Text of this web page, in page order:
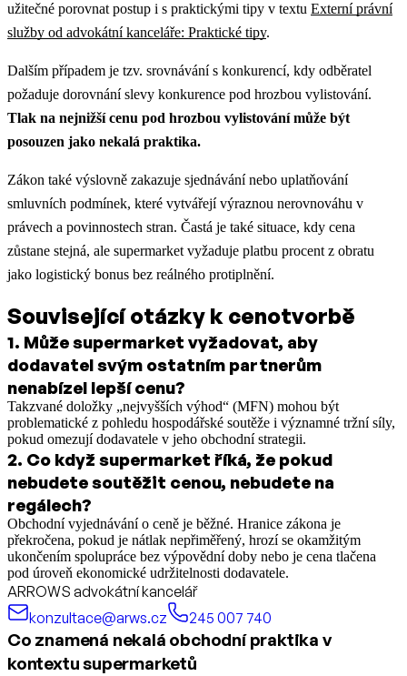
užitečné porovnat postup i s praktickými tipy v textu Externí právní
služby od advokátní kanceláře: Praktické tipy.
Dalším případem je tzv. srovnávání s konkurencí, kdy odběratel
požaduje dorovnání slevy konkurence pod hrozbou vylistování.
Tlak na nejnižší cenu pod hrozbou vylistování může být
posouzen jako nekalá praktika.
Zákon také výslovně zakazuje sjednávání nebo uplatňování
smluvních podmínek, které vytvářejí výraznou nerovnováhu v
právech a povinnostech stran. Častá je také situace, kdy cena
zůstane stejná, ale supermarket vyžaduje platbu procent z obratu
jako logistický bonus bez reálného protiplnění.
Související otázky k cenotvorbě
1. Může supermarket vyžadovat, aby
dodavatel svým ostatním partnerům
nenabízel lepší cenu?
Takzvané doložky „nejvyšších výhod“ (MFN) mohou být
problematické z pohledu hospodářské soutěže i významné tržní síly,
pokud omezují dodavatele v jeho obchodní strategii.
2. Co když supermarket říká, že pokud
nebudete soutěžit cenou, nebudete na
regálech?
Obchodní vyjednávání o ceně je běžné. Hranice zákona je
překročena, pokud je nátlak nepřiměřený, hrozí se okamžitým
ukončením spolupráce bez výpovědní doby nebo je cena tlačena
pod úroveň ekonomické udržitelnosti dodavatele.
ARROWS advokátní kancelář
konzultace@arws.cz
245 007 740
Co znamená nekalá obchodní praktika v
kontextu supermarketů